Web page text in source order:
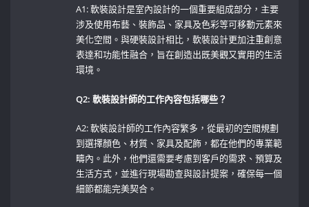
A1: 軟裝設計是室內設計的一個重要組成部分，主要
涉及使用布藝、裝飾品、家具及色彩等可移動元素來
美化空間。與硬裝設計相比，軟裝設計更加注重創意
表達和功能性融合，旨在創造出既美觀又實用的生活
環境。
Q2: 軟裝設計師的工作內容包括哪些？
A2: 軟裝設計師的工作內容繁多，從最初的空間規劃
到選擇顏色、材質、家具及配飾，都在他們的專業範
疇內。此外，他們還需要考慮到客戶的需求、預算及
生活方式，並進行現場勘查與設計提案，確保每一個
細節都能完美契合。